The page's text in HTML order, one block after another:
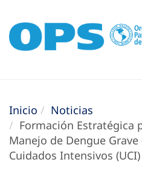
Inicio
Noticias
Formación Estratégica
Manejo de Dengue
Cuidados Intensivos (UCI)